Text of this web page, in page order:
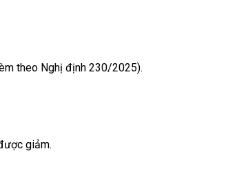
theo Nghị định 230/2025).
giảm.